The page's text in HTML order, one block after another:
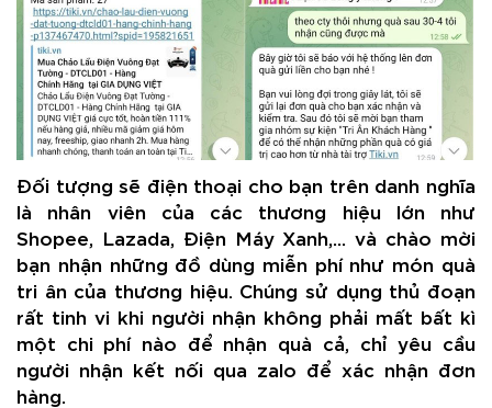
Đối tượng sẽ điện thoại cho bạn trên danh nghĩa
là nhân viên của các thương hiệu lớn như
Shopee, Lazada, Điện Máy Xanh,... và chào mời
bạn nhận những đồ dùng miễn phí như món quà
tri ân của thương hiệu. Chúng sử dụng thủ đoạn
rất tinh vi khi người nhận không phải mất bất kì
một chi phí nào để nhận quà cả, chỉ yêu cầu
người nhận kết nối qua zalo để xác nhận đơn
hàng.